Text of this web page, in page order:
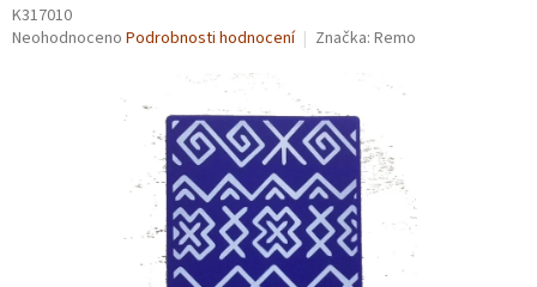
K317010
Průměrné
Neohodnoceno Podrobnosti hodnocení Značka: Remo